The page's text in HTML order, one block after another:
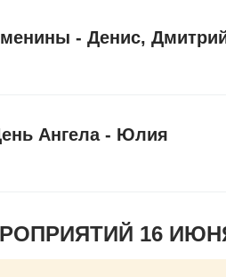
- Денис,
Ангела - Юлия
16